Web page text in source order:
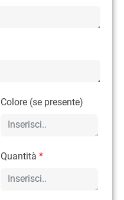
Colore (se presente)
Quantità*